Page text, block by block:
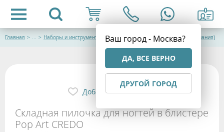
Ваш город - Москва?
ДА, ВСЕ ВЕРНО
ДРУГОЙ ГОРОД
Главная > ... > Наборы и инструменты для маникюра и педикюра CREDO (Германия)
Складная пилочка для ногтей в блистере
Pop Art CREDO
Добавить в избранное